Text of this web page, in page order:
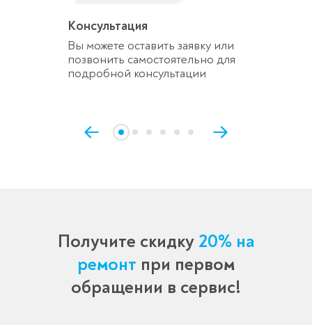
Консультация
Вы можете оставить заявку или
позвонить самостоятельно для
подробной консультации
Получите скидку 20% на
ремонт при первом
обращении в сервис!